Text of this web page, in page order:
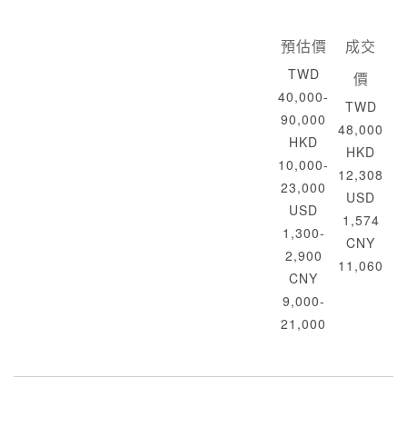
預估價
TWD
40,000-
90,000
HKD
10,000-
23,000
USD
1,300-
2,900
CNY
9,000-
21,000
成交
價
TWD
48,000
HKD
12,308
USD
1,574
CNY
11,060